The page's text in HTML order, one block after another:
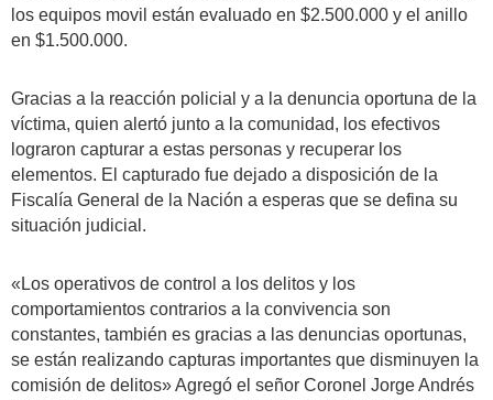
los equipos movil están evaluado en $2.500.000 y el anillo
en $1.500.000.
Gracias a la reacción policial y a la denuncia oportuna de la
víctima, quien alertó junto a la comunidad, los efectivos
lograron capturar a estas personas y recuperar los
elementos. El capturado fue dejado a disposición de la
Fiscalía General de la Nación a esperas que se defina su
situación judicial.
«Los operativos de control a los delitos y los
comportamientos contrarios a la convivencia son
constantes, también es gracias a las denuncias oportunas,
se están realizando capturas importantes que disminuyen la
comisión de delitos» Agregó el señor Coronel Jorge Andrés